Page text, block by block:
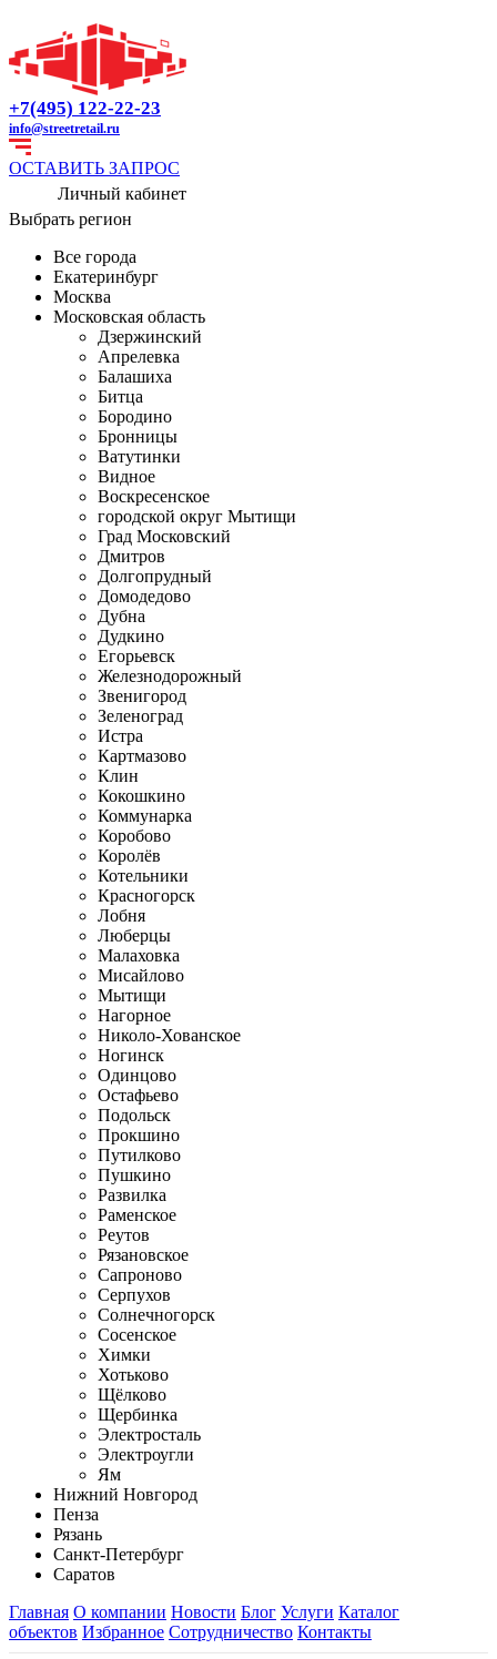
+7(495) 122-22-23
info@streetretail.ru
ОСТАВИТЬ ЗАПРОС
Личный кабинет
Выбрать регион
Все города
Екатеринбург
Москва
Московская область
Дзержинский
Апрелевка
Балашиха
Битца
Бородино
Бронницы
Ватутинки
Видное
Воскресенское
городской округ Мытищи
Град Московский
Дмитров
Долгопрудный
Домодедово
Дубна
Дудкино
Егорьевск
Железнодорожный
Звенигород
Зеленоград
Истра
Картмазово
Клин
Кокошкино
Коммунарка
Коробово
Королёв
Котельники
Красногорск
Лобня
Люберцы
Малаховка
Мисайлово
Мытищи
Нагорное
Николо-Хованское
Ногинск
Одинцово
Остафьево
Подольск
Прокшино
Путилково
Пушкино
Развилка
Раменское
Реутов
Рязановское
Сапроново
Серпухов
Солнечногорск
Сосенское
Химки
Хотьково
Щёлково
Щербинка
Электросталь
Электроугли
Ям
Нижний Новгород
Пенза
Рязань
Санкт-Петербург
Саратов
Главная О компании Новости Блог Услуги Каталог
объектов Избранное Сотрудничество Контакты